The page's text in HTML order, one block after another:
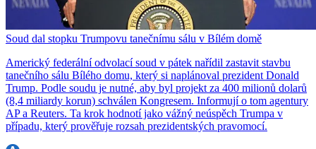
Soud dal stopku Trumpovu tanečnímu sálu v Bílém domě
Americký federální odvolací soud v pátek nařídil zastavit stavbu
tanečního sálu Bílého domu, který si naplánoval prezident Donald
Trump. Podle soudu je nutné, aby byl projekt za 400 milionů dolarů
(8,4 miliardy korun) schválen Kongresem. Informují o tom agentury
AP a Reuters. Ta krok hodnotí jako vážný neúspěch Trumpa v
případu, který prověřuje rozsah prezidentských pravomocí.